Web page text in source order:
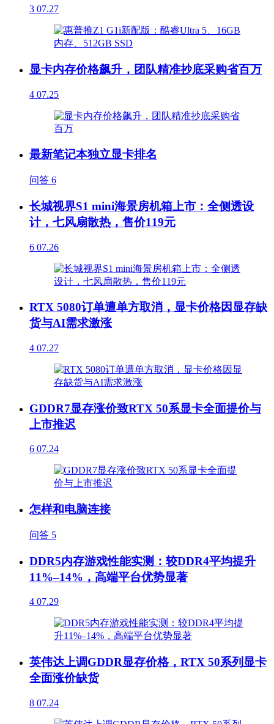
3 07.27
显卡内存价格飙升，团队精准抄底采购省百万
4 07.25
最新笔记本独立显卡排名
问答 6
长城视界S1 mini海景房机箱上市：全侧透设
计，七风扇散热，售价119元
6 07.26
RTX 5080订单遭单方取消，显卡价格因显存缺
货与AI需求激涨
4 07.27
GDDR7显存涨价致RTX 50系显卡全面提价与
上市推迟
6 07.24
怎样和电脑连接
问答 5
DDR5内存游戏性能实测：较DDR4平均提升
11%–14%，高端平台优势显著
4 07.29
英伟达上调GDDR显存价格，RTX 50系列显卡
全面涨价缺货
8 07.24